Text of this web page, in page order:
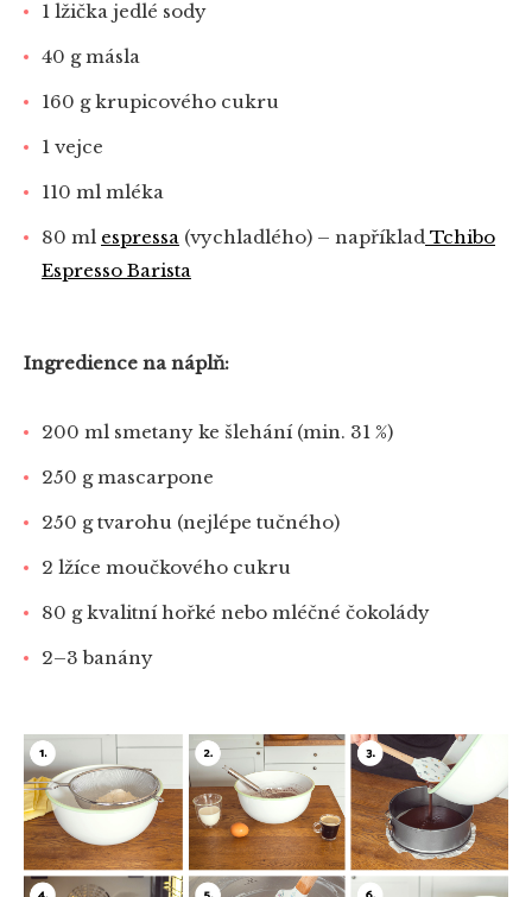
1 lžička jedlé sody
40 g másla
160 g krupicového cukru
1 vejce
110 ml mléka
80 ml espressa (vychladlého) – například Tchibo
Espresso Barista
Ingredience na náplň:
200 ml smetany ke šlehání (min. 31 %)
250 g mascarpone
250 g tvarohu (nejlépe tučného)
2 lžíce moučkového cukru
80 g kvalitní hořké nebo mléčné čokolády
2–3 banány